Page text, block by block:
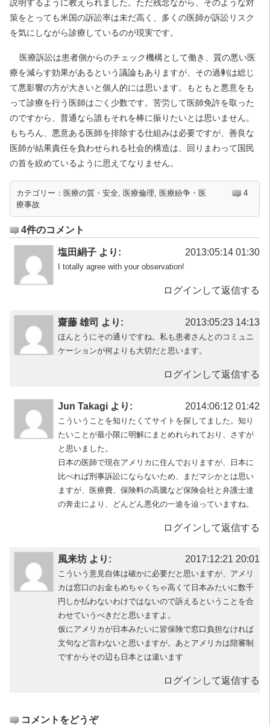
説明するように教えられました。ただ残念ながら、そのような対
策をとっても米国の訴訟率は未だ高く、多くの医師が訴訟リスク
を気にしながら診療しているのが現実です。
医療訴訟は患者側からのチェック機構として働き、質の悪い医
療を減らす効果があるという議論もありますが、その過剰は総じ
て悪影響の方が大きいと個人的には思います。もともと悪意をも
って診療を行う医師はごく少数です。苦労して医師免許を取った
のですから、普通なら誰もそれを棒に振りたいとは思いません。
もちろん、悪意ある医師を排除する仕組みは必要ですが、善良な
医師が結果責任を負わせられる社会的構造は、回りまわって国民
の首を絞めているように思えてなりません。
カテゴリー： 医療の質・安全, 医療倫理, 医療紛争・医
療事故
4
4件のコメント
塩田絹子 より: 2013:05:14 01:30
I totally agree with your observation!
ログインして返信する
齋藤 雄司 より: 2013:05:23 14:13
ほんとうにその通りですね。私も患者さんとのコミュニ
ケーションが何よりも大切だと思います。
ログインして返信する
Jun Takagi より: 2014:06:12 01:42
こういうことを知りたくてサイトを探してました。知り
たいことが最小限に明解にまとめれられており、さすが
と思いました。
日本の医師で現在アメリカに住んでおりますが、日本に
比べれば刑事訴訟にならないため、まだマシかとは思い
ますが、医療費、保険料の高騰など保険会社と弁護士達
の奔走により、どんどん悪化の一途を辿っていますね。
ログインして返信する
風来坊 より: 2017:12:21 20:01
こういう意見自体は確かに必要だと思いますが、アメリ
カは窓口のお金もめちゃくちゃ高くて日本みたいに数千
円しか払わないわけではないので訴えるということを合
わせていうべきだと思いますよ。
仮にアメリカが日本みたいに皆保険で窓口負担なければ
文句など言わないと思いますが。あとアメリカは陪審制
ですからその辺も日本とは違います
ログインして返信する
コメントをどうぞ